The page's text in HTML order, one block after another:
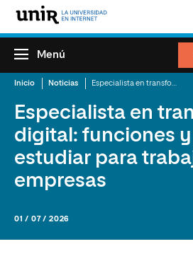
Menú
Inicio Noticias
Especialista en
digital: funciones
estudiar para
empresas
01 / 07 / 2026